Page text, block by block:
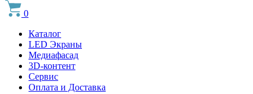
0
Каталог
LED Экраны
Медиафасад
3D-контент
Сервис
Оплата и Доставка